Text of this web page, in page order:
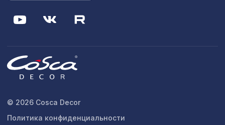
© 2026 Cosca Decor
Политика конфиденциальности